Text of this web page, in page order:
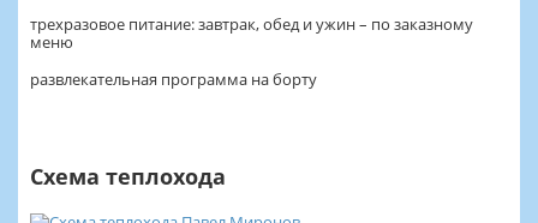
трехразовое питание: завтрак, обед и ужин – по заказному
меню
развлекательная программа на борту
Схема теплохода